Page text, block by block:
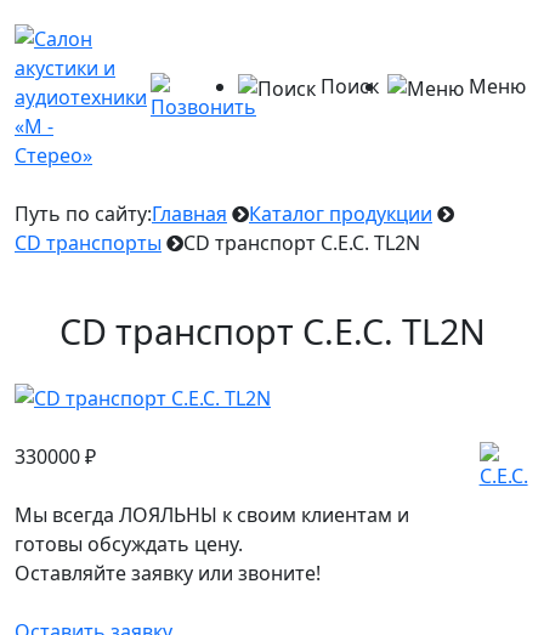
Меню
Поиск
Путь по сайту:Главная
Каталог продукции
CD транспорты
CD транспорт C.E.C. TL2N
CD транспорт C.E.C. TL2N
330000₽
Мы всегда ЛОЯЛЬНЫ к своим клиентам и
готовы обсуждать цену.
Оставляйте заявку или звоните!